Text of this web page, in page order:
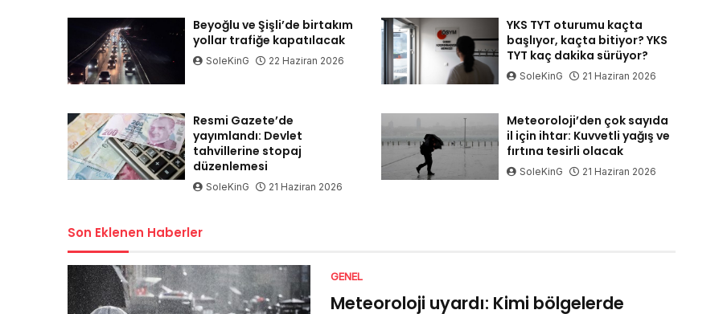
Beyoğlu ve Şişli’de birtakım
yollar trafiğe kapatılacak
SoleKinG 22 Haziran 2026
YKS TYT oturumu kaçta
başlıyor, kaçta bitiyor? YKS
TYT kaç dakika sürüyor?
SoleKinG 21 Haziran 2026
Resmi Gazete’de
yayımlandı: Devlet
tahvillerine stopaj
düzenlemesi
SoleKinG 21 Haziran 2026
Meteoroloji’den çok sayıda
il için ihtar: Kuvvetli yağış ve
fırtına tesirli olacak
SoleKinG 21 Haziran 2026
Son Eklenen Haberler
GENEL
Meteoroloji uyardı: Kimi bölgelerde